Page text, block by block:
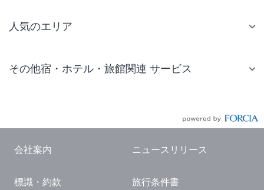
人気のエリア
仙台 ホテル
東京ドーム ホテル
その他宿・ホテル・旅館関連 サービス
国内観光ガイド
会社案内 ニュースリリース
標識・約款 旅行条件書